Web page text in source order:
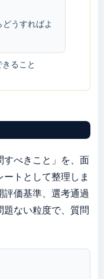
うすればよ
ること
すべきこと」を、面
トとして整理しま
価基準、選考通過
ない粒度で、質問